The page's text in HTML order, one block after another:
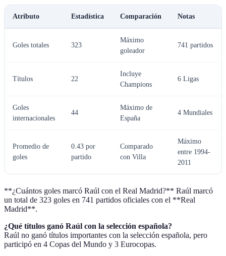
Atributo Estadística Comparación Notas
Goles totales 323
Máximo
goleador
741 partidos
Títulos 22
Incluye
Champions
6 Ligas
Goles
internacionales
44
Máximo de
España
4 Mundiales
Promedio de
goles
0.43 por
partido
Comparado
con Villa
Máximo
entre 1994-
2011
**¿Cuántos goles marcó Raúl con el Real Madrid?** Raúl marcó
un total de 323 goles en 741 partidos oficiales con el **Real
Madrid**.
¿Qué títulos ganó Raúl con la selección española?
Raúl no ganó títulos importantes con la selección española, pero
participó en 4 Copas del Mundo y 3 Eurocopas.